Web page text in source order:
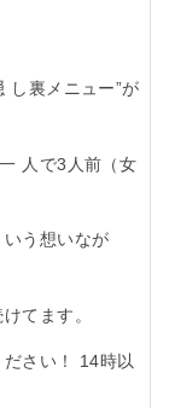
ポータルサ
し裏メニュー”が
人で3人前（女
いう想いなが
てます。
さい！ 14時以